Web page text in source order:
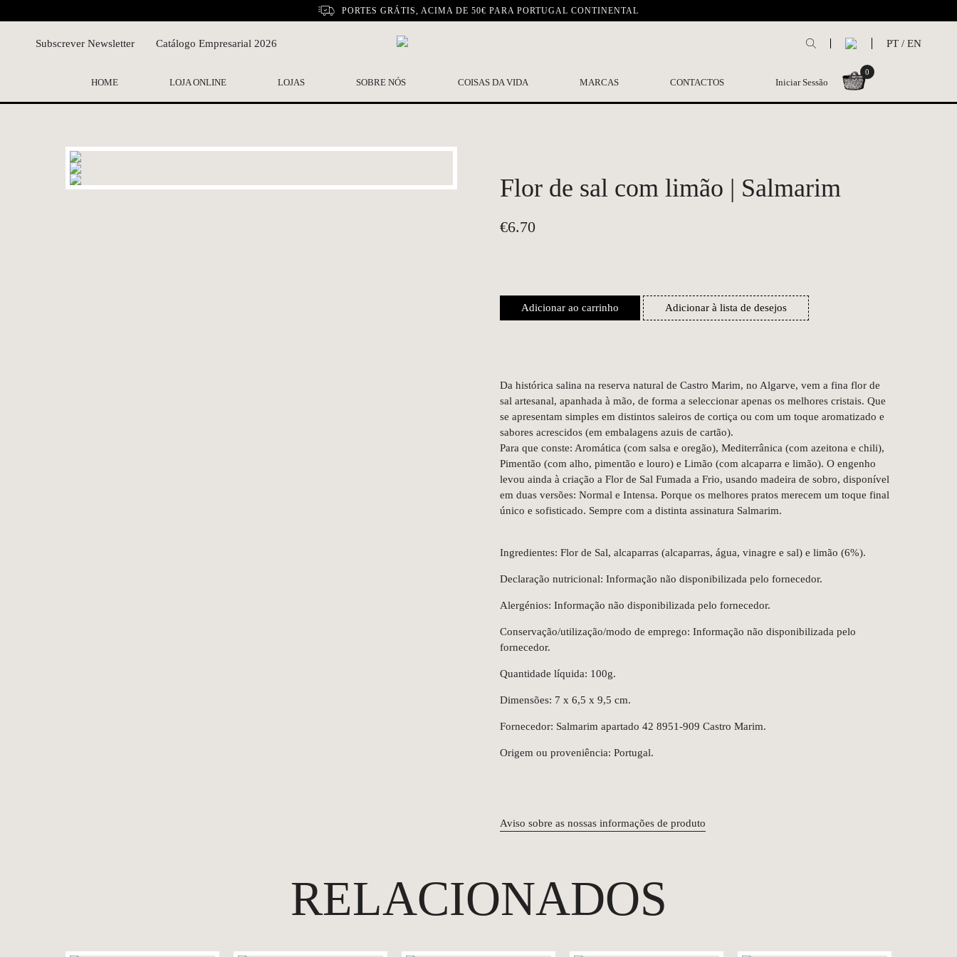
PORTES GRÁTIS, ACIMA DE 50€ PARA PORTUGAL CONTINENTAL
Subscrever Newsletter Catálogo Empresarial 2026 PT / EN
HOME LOJA ONLINE LOJAS SOBRE NÓS COISAS DA VIDA MARCAS CONTACTOS Iniciar Sessão
0
Flor de sal com limão | Salmarim
€6.70
Adicionar ao carrinho Adicionar à lista de desejos
Da histórica salina na reserva natural de Castro Marim, no Algarve, vem a fina flor de
sal artesanal, apanhada à mão, de forma a seleccionar apenas os melhores cristais. Que
se apresentam simples em distintos saleiros de cortiça ou com um toque aromatizado e
sabores acrescidos (em embalagens azuis de cartão).
Para que conste: Aromática (com salsa e oregão), Mediterrânica (com azeitona e chili),
Pimentão (com alho, pimentão e louro) e Limão (com alcaparra e limão). O engenho
levou ainda à criação a Flor de Sal Fumada a Frio, usando madeira de sobro, disponível
em duas versões: Normal e Intensa. Porque os melhores pratos merecem um toque final
único e sofisticado. Sempre com a distinta assinatura Salmarim.
Ingredientes: Flor de Sal, alcaparras (alcaparras, água, vinagre e sal) e limão (6%).
Declaração nutricional: Informação não disponibilizada pelo fornecedor.
Alergénios: Informação não disponibilizada pelo fornecedor.
Conservação/utilização/modo de emprego: Informação não disponibilizada pelo
fornecedor.
Quantidade líquida: 100g.
Dimensões: 7 x 6,5 x 9,5 cm.
Fornecedor: Salmarim apartado 42 8951-909 Castro Marim.
Origem ou proveniência: Portugal.
Aviso sobre as nossas informações de produto
RELACIONADOS